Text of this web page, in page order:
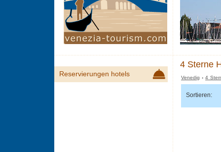
4 Sterne
Venedig ›4
Sortieren:
Reservierungen hotels